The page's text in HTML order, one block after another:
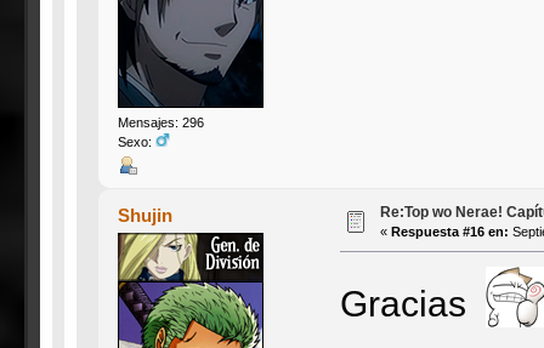
Mensajes: 296
Sexo:
Shujin Re:Top wo Nerae!
« Respuesta #16 en:
Gracias